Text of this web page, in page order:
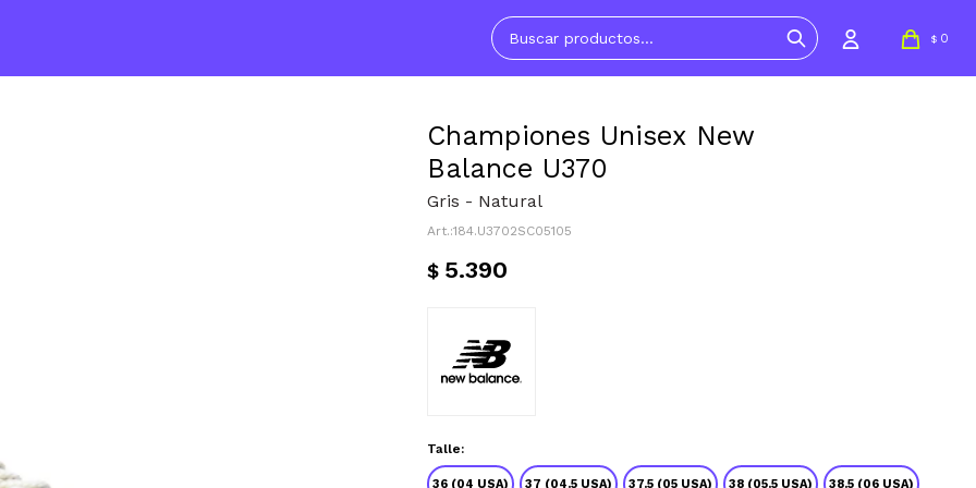
$ 0
Championes Unisex New
Balance U370
Gris - Natural
184.U3702SC05105
$ 5.390
Talle:
36 (04 USA) 37 (04.5 USA) 37.5 (05 USA) 38 (05.5 USA) 38.5 (06 USA)